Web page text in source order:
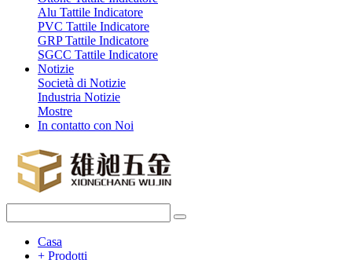
Alu Tattile Indicatore
PVC Tattile Indicatore
GRP Tattile Indicatore
SGCC Tattile Indicatore
Notizie
Società di Notizie
Industria Notizie
Mostre
In contatto con Noi
Casa
+ Prodotti